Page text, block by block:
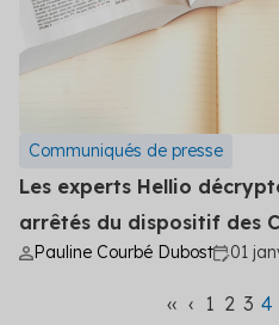
Communiqués de presse
Les experts Hellio
arrêtés du dispositif des
Pauline Courbé Dubost 01
‹‹ ‹ 1 2 3 4